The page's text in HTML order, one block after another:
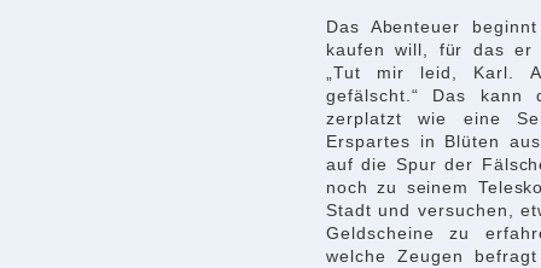
Das Abenteuer
kaufen will, für das er
„Tut mir leid, Karl.
gefälscht.“ Das kann
zerplatzt wie eine
Erspartes in Blüten
auf die Spur der
noch zu seinem
Stadt und versuchen,
Geldscheine zu
welche Zeugen